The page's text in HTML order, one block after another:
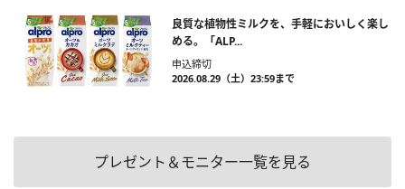
良質な植物性ミルクを、手軽においしく楽し
める。「ALP...
申込締切
2026.08.29（土）23:59まで
プレゼント＆モニター一覧を見る